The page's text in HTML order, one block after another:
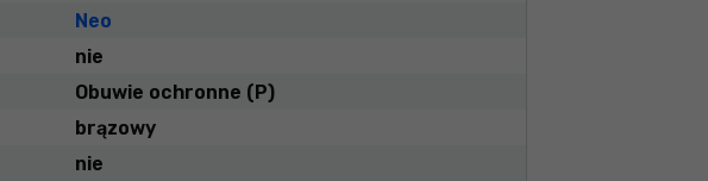
Neo
nie
Obuwie ochronne (P)
brązowy
nie